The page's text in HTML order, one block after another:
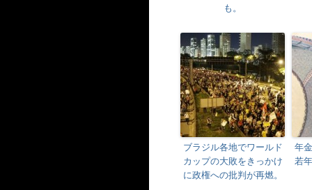
も。
ブラジル各地でワールド
カップの大敗をきっかけ
に政権への批判が再燃。
年
若